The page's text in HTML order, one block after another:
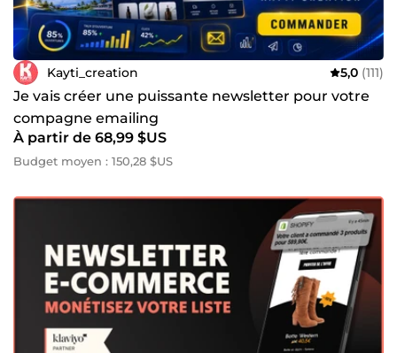
Kayti_creation 5,0 (111)
Je vais créer une puissante newsletter pour votre
compagne emailing
À partir de 68,99 $US
Budget moyen : 150,28 $US